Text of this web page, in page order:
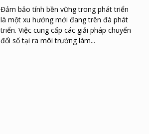
Đảm bảo tính bền vững trong phát triển
là một xu hướng mới đang trên đà phát
triển. Việc cung cấp các giải pháp chuyển
đổi số tại ra môi trường làm...